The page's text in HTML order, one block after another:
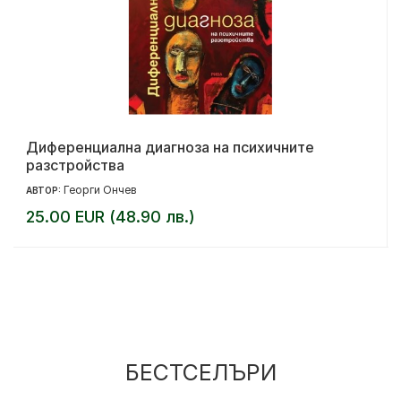
Диференциална диагноза на психичните
разстройства
АВТОР: Георги Ончев
25.00 EUR (48.90 лв.)
БЕСТСЕЛЪРИ